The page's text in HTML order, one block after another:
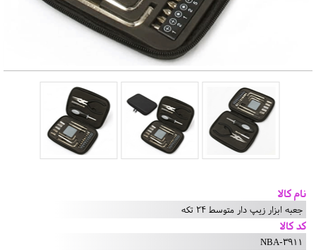
نام کالا
جعبه ابزار زیپ دار متوسط 24 تکه
کد کالا
NBA-3911